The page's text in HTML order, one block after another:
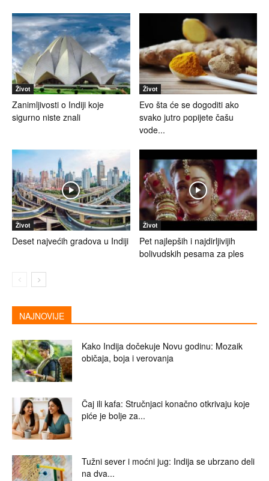
Život
Zanimljivosti o Indiji koje
sigurno niste znali
Život
Evo šta će se dogoditi ako
svako jutro popijete čašu
vode...
Život
Deset najvećih gradova u Indiji
Život
Pet najlepših i najdirljivijih
bolivudskih pesama za ples
NAJNOVIJE
Kako Indija dočekuje Novu godinu: Mozaik
običaja, boja i verovanja
Čaj ili kafa: Stručnjaci konačno otkrivaju koje
piće je bolje za...
Tužni sever i moćni jug: Indija se ubrzano deli
na dva...